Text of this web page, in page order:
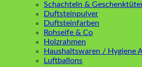
Schachteln &
Duftsteinpulver
Duftsteinfarben
Rohseife & Co
Holzrahmen
Haushaltswaren / Hygiene
Luftballons